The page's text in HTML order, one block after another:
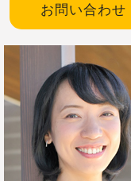
お問い合わせ